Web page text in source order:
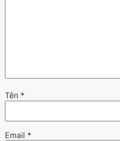
Tên *
Email *